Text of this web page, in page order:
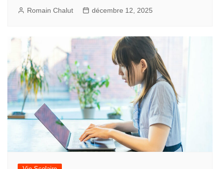
Romain Chalut décembre 12, 2025